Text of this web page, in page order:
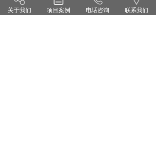
河南省客户分布
关于我们 项目案例 电话咨询 联系我们